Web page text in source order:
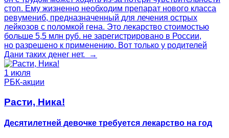
стоп. Ему жизненно необходим препарат нового класса
ревумениб, предназначенный для лечения острых
лейкозов с поломкой гена. Это лекарство стоимостью
больше 5,5 млн руб. не зарегистрировано в России,
но разрешено к применению. Вот только у родителей
Дани таких денег нет. →
1 июля
РБК-акции
Расти, Ника!
Десятилетней девочке требуется лекарство на год